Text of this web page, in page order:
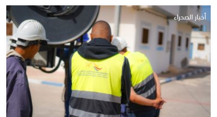
أخبار الصحراء